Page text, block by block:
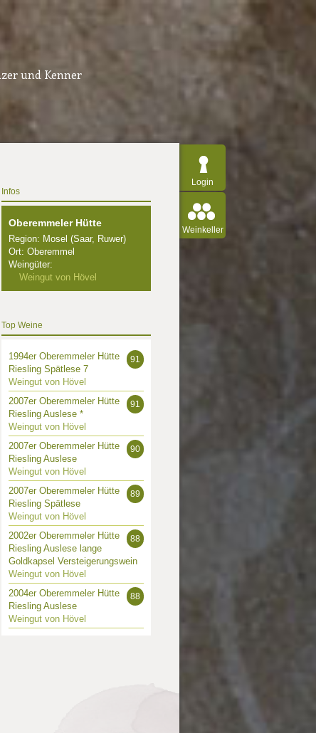
und Kenner
Login
Weinkeller
Infos
Oberemmeler Hütte
Region: Mosel (Saar, Ruwer)
Ort: Oberemmel
Weingüter:
Weingut von Hövel
Top Weine
91
1994er Oberemmeler Hütte
Riesling Spätlese 7
Weingut von Hövel
91
2007er Oberemmeler Hütte
Riesling Auslese *
Weingut von Hövel
90
2007er Oberemmeler Hütte
Riesling Auslese
Weingut von Hövel
89
2007er Oberemmeler Hütte
Riesling Spätlese
Weingut von Hövel
88
2002er Oberemmeler Hütte
Riesling Auslese lange
Goldkapsel Versteigerungswein
Weingut von Hövel
88
2004er Oberemmeler Hütte
Riesling Auslese
Weingut von Hövel